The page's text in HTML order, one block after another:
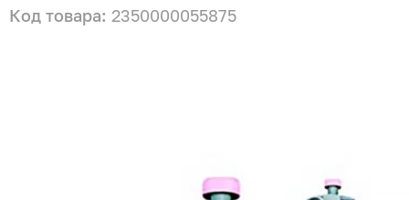
Код товара: 2350000055875